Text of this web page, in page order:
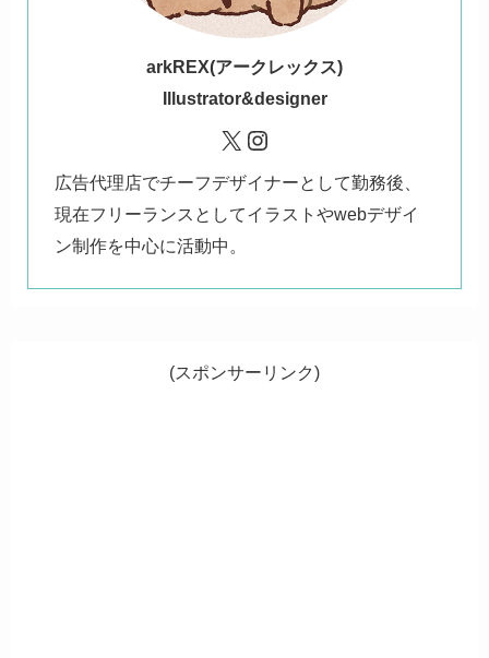
arkREX(アークレックス)
Illustrator&designer
X Instagram
広告代理店でチーフデザイナーとして勤務後、
現在フリーランスとしてイラストやwebデザイ
ン制作を中心に活動中。
(スポンサーリンク)